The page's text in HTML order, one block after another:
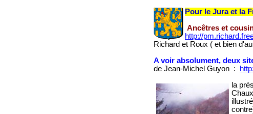
Pour le Jura et la
Ancêtres et
http://
Richard et Roux ( et bien
A voir absolument, deux
de Jean-Michel Guyon :
la